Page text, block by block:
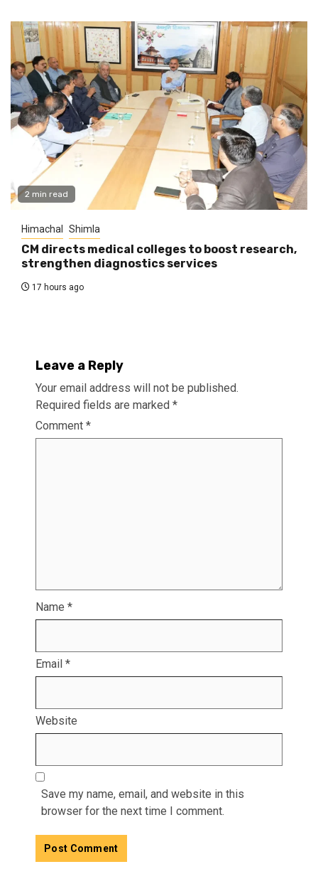
2 min read
Himachal Shimla
CM directs medical colleges to boost research,
strengthen diagnostics services
17 hours ago
Leave a Reply
Your email address will not be published.
Required fields are marked *
Comment *
Name *
Email *
Website
Save my name, email, and website in this
browser for the next time I comment.